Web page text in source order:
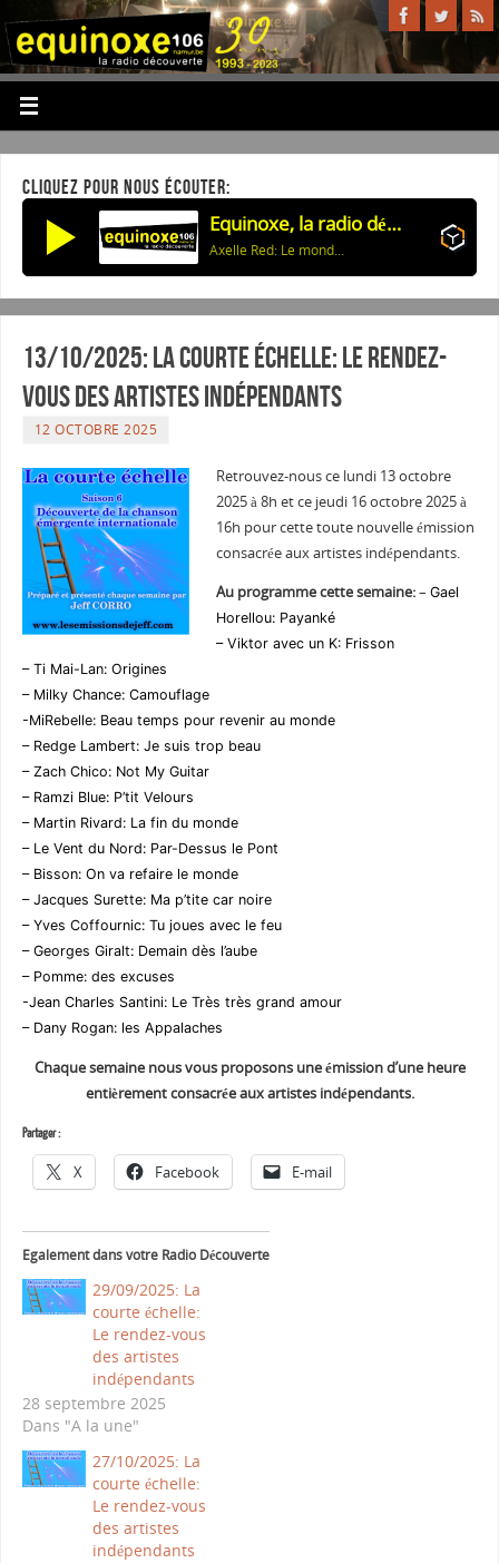
CLIQUEZ POUR NOUS ÉCOUTER:
Equinoxe, la radio découverte
Axelle Red: Le monde tourne mal
13/10/2025: La courte échelle: Le rendez-
vous des artistes indépendants
12 OCTOBRE 2025
Retrouvez-nous ce lundi 13 octobre
2025 à 8h et ce jeudi 16 octobre 2025 à
16h pour cette toute nouvelle émission
consacrée aux artistes indépendants.
Au programme cette semaine:– Gael
Horellou: Payanké
– Viktor avec un K: Frisson
– Ti Mai-Lan: Origines
– Milky Chance: Camouflage
-MiRebelle: Beau temps pour revenir au monde
– Redge Lambert: Je suis trop beau
– Zach Chico: Not My Guitar
– Ramzi Blue: P’tit Velours
– Martin Rivard: La fin du monde
– Le Vent du Nord: Par-Dessus le Pont
– Bisson: On va refaire le monde
– Jacques Surette: Ma p’tite car noire
– Yves Coffournic: Tu joues avec le feu
– Georges Giralt: Demain dès l’aube
– Pomme: des excuses
-Jean Charles Santini: Le Très très grand amour
– Dany Rogan: les Appalaches
Chaque semaine nous vous proposons une émission d’une heure
entièrement consacrée aux artistes indépendants.
Partager :
X Facebook E-mail
Egalement dans votre Radio Découverte
29/09/2025: La
courte échelle:
Le rendez-vous
des artistes
indépendants
28 septembre 2025
Dans "A la une"
27/10/2025: La
courte échelle:
Le rendez-vous
des artistes
indépendants